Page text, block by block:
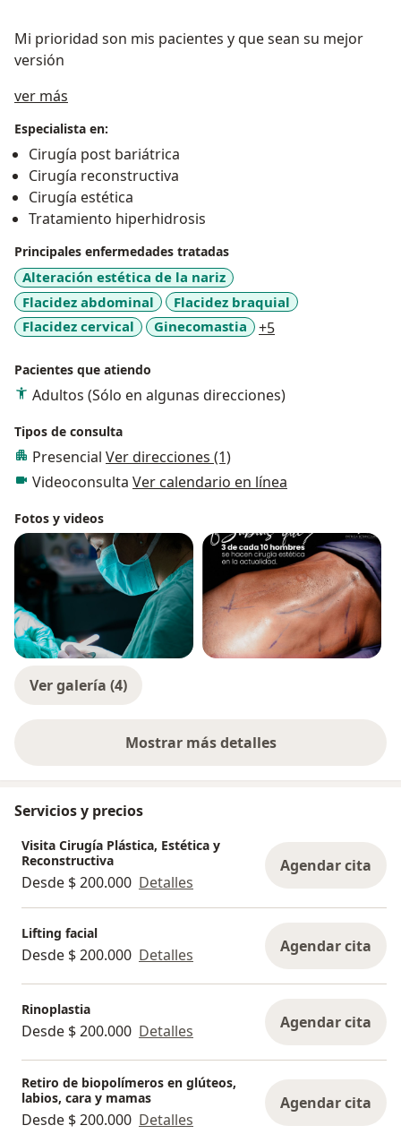
Mi prioridad son mis pacientes y que sean su mejor
versión
ver más
Especialista en:
Cirugía post bariátrica
Cirugía reconstructiva
Cirugía estética
Tratamiento hiperhidrosis
Principales enfermedades tratadas
Alteración estética de la nariz
Flacidez abdominal
Flacidez braquial
Flacidez cervical
Ginecomastia +5
Pacientes que atiendo
Adultos (Sólo en algunas direcciones)
Tipos de consulta
Presencial Ver direcciones (1)
Videoconsulta Ver calendario en línea
Fotos y videos
Ver galería (4)
Mostrar más detalles
sobre la experiencia
Servicios y precios
Visita Cirugía Plástica, Estética y
Reconstructiva
Desde $ 200.000 Detalles
Agendar cita
Lifting facial
Desde $ 200.000 Detalles Agendar cita
Rinoplastia
Desde $ 200.000 Detalles Agendar cita
Retiro de biopolímeros en glúteos,
labios, cara y mamas
Desde $ 200.000 Detalles
Agendar cita